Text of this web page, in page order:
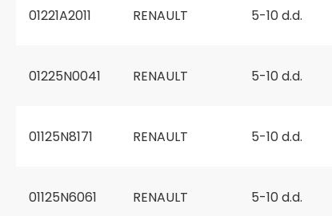
01221A2011 RENAULT 5-10 d.d.
01225N0041 RENAULT 5-10 d.d.
01125N8171 RENAULT 5-10 d.d.
01125N6061 RENAULT 5-10 d.d.